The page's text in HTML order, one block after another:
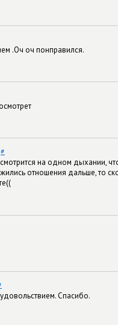
.Оч оч понправился.
#
на одном дыхании,
отношения дальше, то
Спасибо.